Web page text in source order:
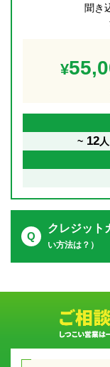
聞き
¥
~ 12人
クレジット
い方法は？）